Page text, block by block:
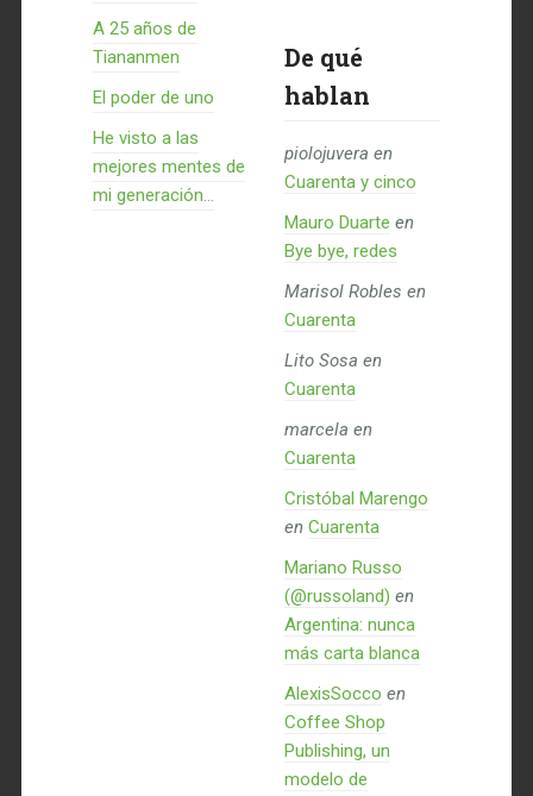
A 25 años de
Tiananmen
El poder de uno
He visto a las
mejores mentes de
mi generación…
De qué
hablan
piolojuvera en
Cuarenta y cinco
Mauro Duarte en
Bye bye, redes
Marisol Robles en
Cuarenta
Lito Sosa en
Cuarenta
marcela en
Cuarenta
Cristóbal Marengo
en Cuarenta
Mariano Russo
(@russoland) en
Argentina: nunca
más carta blanca
AlexisSocco en
Coffee Shop
Publishing, un
modelo de